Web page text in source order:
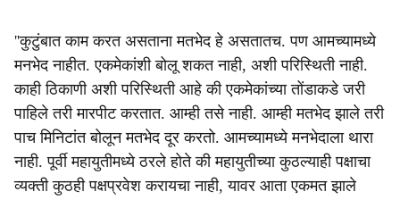
''कुटुंबात काम करत असताना मतभेद हे असतातच. पण आमच्यामध्ये
मनभेद नाहीत. एकमेकांशी बोलू शकत नाही, अशी परिस्थिती नाही.
काही ठिकाणी अशी परिस्थिती आहे की एकमेकांच्या तोंडाकडे जरी
पाहिले तरी मारपीट करतात. आम्ही तसे नाही. आम्ही मतभेद झाले तरी
पाच मिनिटांत बोलून मतभेद दूर करतो. आमच्यामध्ये मनभेदाला थारा
नाही. पूर्वी महायुतीमध्ये ठरले होते की महायुतीच्या कुठल्याही पक्षाचा
व्यक्ती कुठही पक्षप्रवेश करायचा नाही, यावर आता एकमत झाले